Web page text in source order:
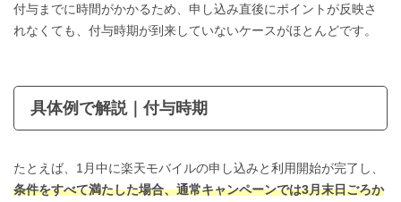
付与までに時間がかかるため、申し込み直後にポイントが反映さ
れなくても、付与時期が到来していないケースがほとんどです。
具体例で解説｜付与時期
たとえば、1月中に楽天モバイルの申し込みと利用開始が完了し、
条件をすべて満たした場合、通常キャンペーンでは3月末日ごろか